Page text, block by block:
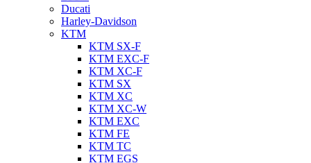
Ducati
Harley-Davidson
KTM
KTM SX-F
KTM EXC-F
KTM XC-F
KTM SX
KTM XC
KTM XC-W
KTM EXC
KTM FE
KTM TC
KTM EGS